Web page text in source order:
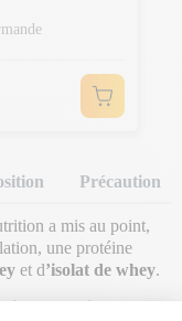
Précaution
a mis au point,
une protéine
et d’isolat de whey.
et laprise de